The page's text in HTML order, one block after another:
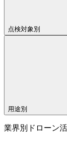
点検対象別
用途別
業界別ドローン